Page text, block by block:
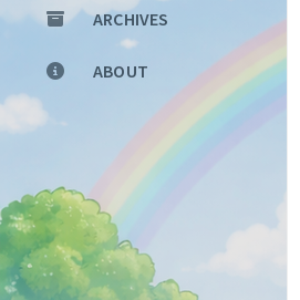
ARCHIVES
ABOUT